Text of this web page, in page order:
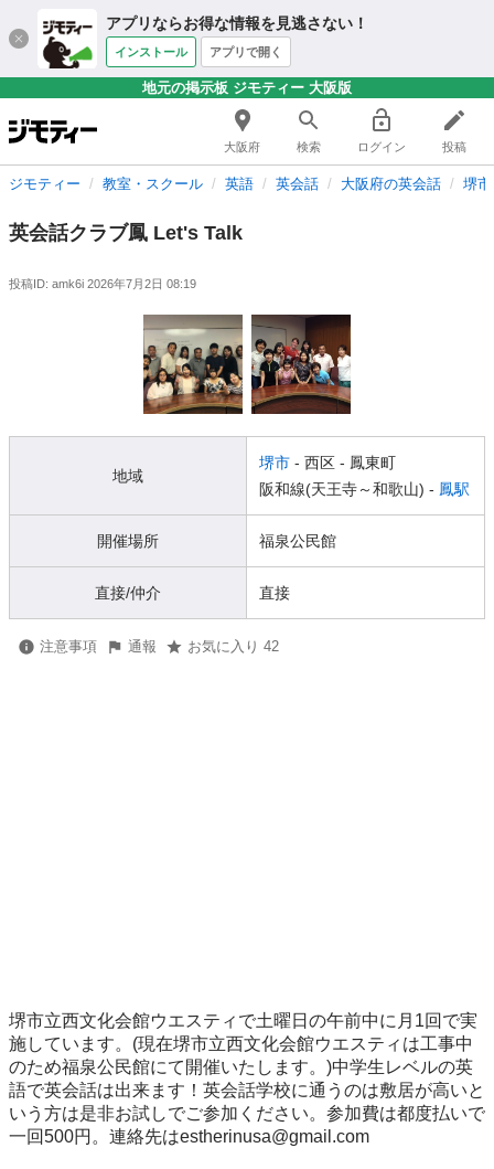
アプリならお得な情報を見逃さない！
インストール アプリで開く
地元の掲示板 ジモティー 大阪版
大阪府 検索 ログイン 投稿
ジモティー 教室・スクール 英語 英会話 大阪府の英会話 堺
英会話クラブ鳳 Let's Talk
投稿ID: amk6i 2026年7月2日 08:19
地域
堺市 - 西区 - 鳳東町
阪和線(天王寺～和歌山) - 鳳駅
開催場所 福泉公民館
直接/仲介 直接
注意事項 通報 お気に入り 42
堺市立西文化会館ウエスティで土曜日の午前中に月1回で実
施しています。(現在堺市立西文化会館ウエスティは工事中
のため福泉公民館にて開催いたします。)中学生レベルの英
語で英会話は出来ます！英会話学校に通うのは敷居が高いと
いう方は是非お試しでご参加ください。参加費は都度払いで
一回500円。連絡先はestherinusa@gmail.com